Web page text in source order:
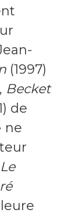
(1997)
Becket
de
ne
Le